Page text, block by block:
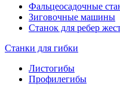
Фальцеосадочные
Зиговочные машины
Станок для ребер
Станки для гибки
Листогибы
Профилегибы